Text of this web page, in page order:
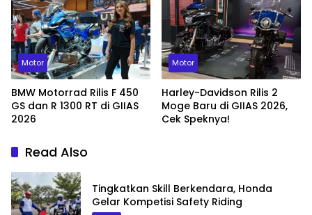
Motor
BMW Motorrad Rilis F 450
GS dan R 1300 RT di GIIAS
2026
Motor
Harley-Davidson Rilis 2
Moge Baru di GIIAS 2026,
Cek Speknya!
Read Also
Tingkatkan Skill Berkendara, Honda
Gelar Kompetisi Safety Riding